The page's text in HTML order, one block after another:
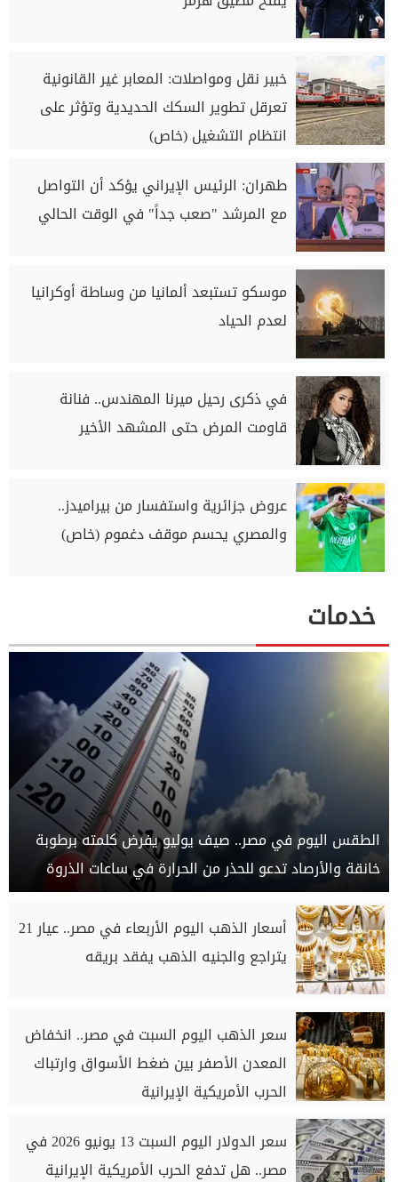
خبير نقل ومواصلات: المعابر غير القانونية
تعرقل تطوير السكك الحديدية وتؤثر على
انتظام التشغيل (خاص)
طهران: الرئيس الإيراني يؤكد أن التواصل
مع المرشد "صعب جداً" في الوقت الحالي
موسكو تستبعد ألمانيا من وساطة أوكرانيا
لعدم الحياد
في ذكرى رحيل ميرنا المهندس.. فنانة
قاومت المرض حتى المشهد الأخير
عروض جزائرية واستفسار من بيراميدز..
والمصري يحسم موقف دغموم (خاص)
خدمات
الطقس اليوم في مصر.. صيف يوليو يفرض كلمته برطوبة
خانقة والأرصاد تدعو للحذر من الحرارة في ساعات الذروة
أسعار الذهب اليوم الأربعاء في مصر.. عيار 21
يتراجع والجنيه الذهب يفقد بريقه
سعر الذهب اليوم السبت في مصر.. انخفاض
المعدن الأصفر بين ضغط الأسواق وارتباك
الحرب الأمريكية الإيرانية
سعر الدولار اليوم السبت 13 يونيو 2026 في
مصر.. هل تدفع الحرب الأمريكية الإيرانية